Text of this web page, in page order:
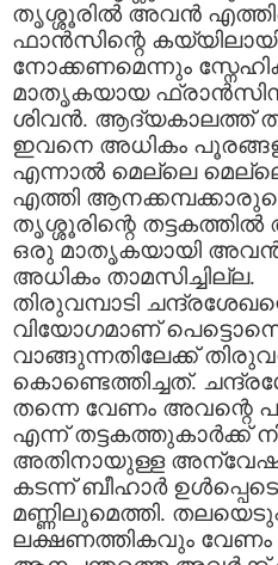
തൃശ്ശൂരില്‍ അവന്‍
ഫാന്‍സിന്റെ
നോക്കണമെന്നും
മാതൃകയായ
ശിവന്‍. ആദ്യകാലത്ത്
ഇവനെ അധികം
എന്നാല്‍ മെല്ലെ
എത്തി
തൃശ്ശൂരിന്റെ
ഒരു മാതൃകയായി അവന്‍
അധികം താമസിച്ചില്ല.
തിരുവമ്പാടി
വിയോഗമാണ്‌
വാങ്ങുന്നതിലേക്ക്‌
കൊണ്ടെത്തിച്ചത്‌.
തന്നെ വേണം അവന്റെ
എന്ന് തട്ടകത്തുകാര്‍ക്ക്‌
അതിനായുള്ള
കടന്ന് ബീഹാര്‍
മണ്ണിലുമെത്തി.
ലക്ഷണത്തികവും